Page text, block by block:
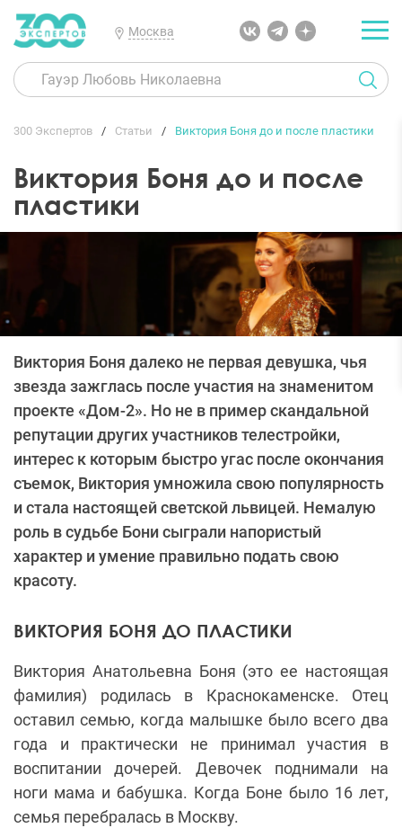
Москва
300 Экспертов Статьи Виктория Боня до и после пластики
Виктория Боня до и после
пластики
Виктория Боня далеко не первая девушка, чья
звезда зажглась после участия на знаменитом
проекте «Дом-2». Но не в пример скандальной
репутации других участников телестройки,
интерес к которым быстро угас после окончания
съемок, Виктория умножила свою популярность
и стала настоящей светской львицей. Немалую
роль в судьбе Бони сыграли напористый
характер и умение правильно подать свою
красоту.
ВИКТОРИЯ БОНЯ ДО ПЛАСТИКИ
Виктория Анатольевна Боня (это ее настоящая
фамилия) родилась в Краснокаменске. Отец
оставил семью, когда малышке было всего два
года и практически не принимал участия в
воспитании дочерей. Девочек поднимали на
ноги мама и бабушка. Когда Боне было 16 лет,
семья перебралась в Москву.